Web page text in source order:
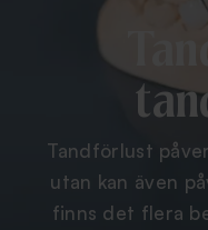
Tandförlust
utan kan även
finns det flera